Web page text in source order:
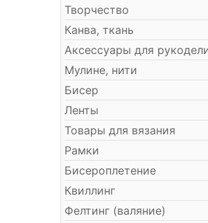
Творчество
Канва, ткань
Аксессуары для
Мулине, нити
Бисер
Ленты
Товары для вязания
Рамки
Бисероплетение
Квиллинг
Фелтинг (валяние)